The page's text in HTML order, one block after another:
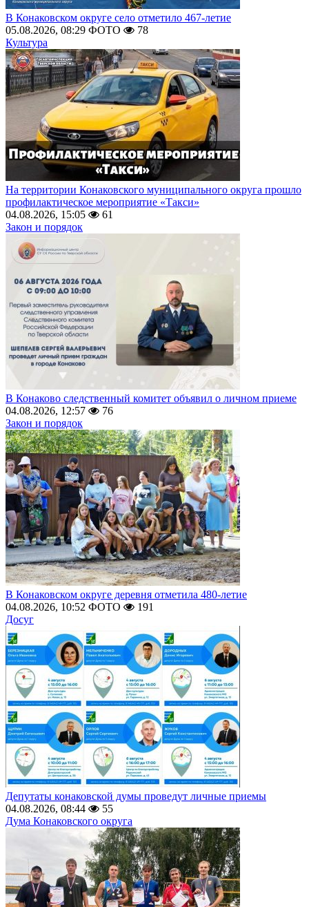
В Конаковском округе село отметило 467-летие
05.08.2026, 08:29 ФОТО
78
Культура
На территории Конаковского муниципального округа прошло
профилактическое мероприятие «Такси»
04.08.2026, 15:05
61
Закон и порядок
В Конаково следственный комитет объявил о личном приеме
04.08.2026, 12:57
76
Закон и порядок
В Конаковском округе деревня отметила 480-летие
04.08.2026, 10:52 ФОТО
191
Досуг
Депутаты конаковской думы проведут личные приемы
04.08.2026, 08:44
55
Дума Конаковского округа